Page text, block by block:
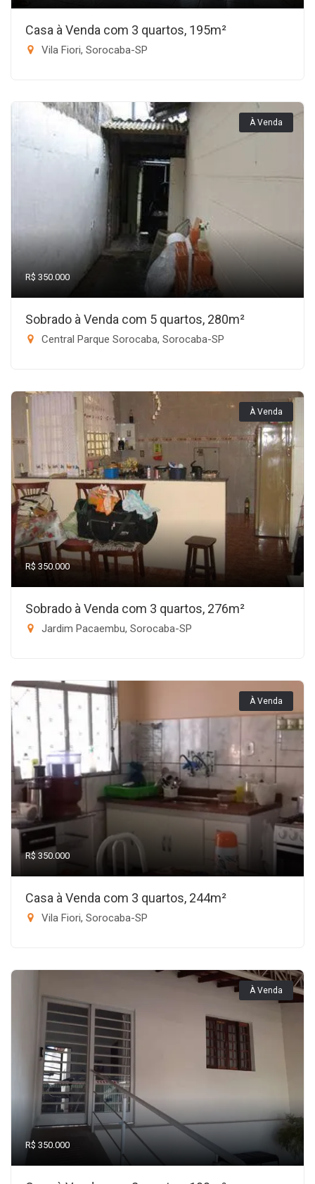
Casa à Venda com 3 quartos, 195m²
Vila Fiori, Sorocaba-SP
À Venda
R$ 350.000
Sobrado à Venda com 5 quartos, 280m²
Central Parque Sorocaba, Sorocaba-SP
À Venda
R$ 350.000
Sobrado à Venda com 3 quartos, 276m²
Jardim Pacaembu, Sorocaba-SP
À Venda
R$ 350.000
Casa à Venda com 3 quartos, 244m²
Vila Fiori, Sorocaba-SP
À Venda
R$ 350.000